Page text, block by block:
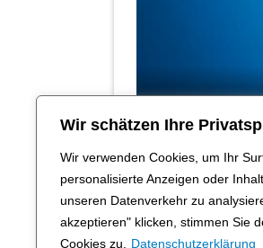
Wir schätzen Ihre
Wir verwenden Cookies, um Ihr
personalisierte Anzeigen oder
unseren Datenverkehr zu
akzeptieren" klicken, stimmen Sie
Cookies zu.
Datenschutzerklärung